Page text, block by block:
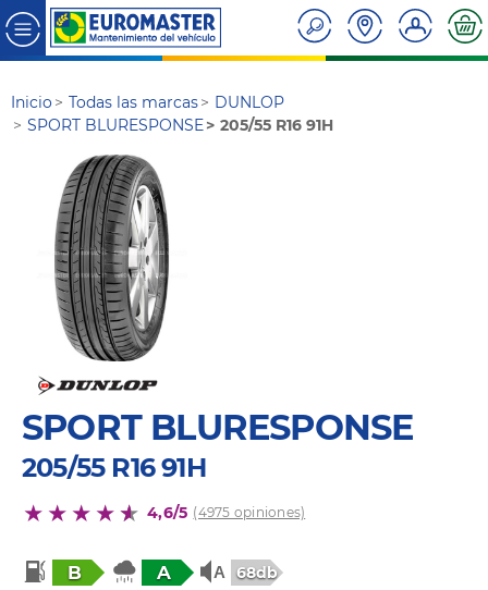
Inicio Todas las marcas
DUNLOP
SPORT BLURESPONSE
205/55 R16 91H
SPORT BLURESPONSE
205/55 R16 91H
4,6/5 (4975 opiniones)
B A 68db